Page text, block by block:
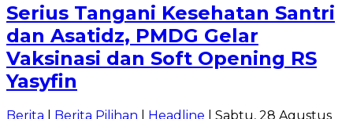
Serius Tangani Kesehatan Santri
dan Asatidz, PMDG Gelar
Vaksinasi dan Soft Opening RS
Yasyfin
Berita Berita Pilihan Headline | Sabtu, 28 Agustus